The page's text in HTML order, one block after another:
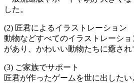
した。
(2) 匠君によるイラストレーション
動物などすべてのイラストレーシ
があり、かわいい動物たちに癒され
(3) ご家族でサポート
匠君が作ったゲームを世に出した